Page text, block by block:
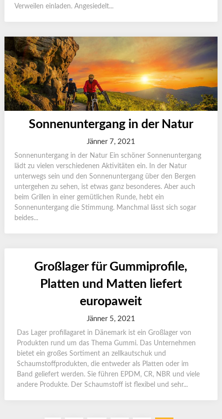
Verweilen einladen. Angesiedelt...
Sonnenuntergang in der Natur
Jänner 7, 2021
Sonnenuntergang in der Natur Ein schöner Sonnenuntergang
lädt zu vielen verschiedenen Aktivitäten ein. In der Natur
unterwegs sein und den Sonnenuntergang über den Bergen
untergehen zu sehen, ist etwas ganz besonderes. Aber auch
beim Grillen in einer gemütlichen Runde, hebt ein
Sonnenuntergang die Stimmung. Manchmal lässt sich sogar
beides...
Großlager für Gummiprofile,
Platten und Matten liefert
europaweit
Jänner 5, 2021
Das Lager profillagaret in Dänemark ist ein Großlager von
Produkten rund um das Thema Gummi. Das Unternehmen
bietet ein großes Sortiment an zellkautschuk und
Schaumstoffprodukten, die entweder als Platten oder im
Band geliefert werden. Sie führen EPDM, CR, NBR und viele
andere Produkte. Der Schaumstoff ist flexibel und sehr...